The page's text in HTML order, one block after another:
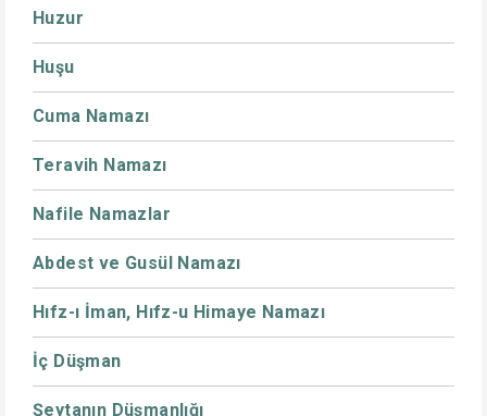
Huzur
Huşu
Cuma Namazı
Teravih Namazı
Nafile Namazlar
Abdest ve Gusül Namazı
Hıfz-ı İman, Hıfz-u Himaye Namazı
İç Düşman
Şeytanın Düşmanlığı